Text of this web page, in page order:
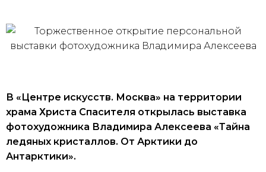
В «Центре искусств. Москва» на территории
храма Христа Спасителя открылась выставка
фотохудожника Владимира Алексеева «Тайна
ледяных кристаллов. От Арктики до
Антарктики».